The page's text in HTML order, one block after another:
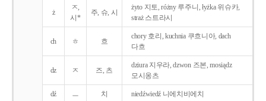
ż
ㅈ,
시*
주, 슈, 시
żyto 지토, różny 루주니, łyżka 위슈카,
straż 스트라시
ch ㅎ 흐
chory 호리, kuchnia 쿠흐니아, dach
다흐
dz ㅈ 즈, 츠
dziura 지우라, dzwon 즈본, mosiądz
모시옹츠
dź ㅡ 치 niedźwiedź 니에치비에치